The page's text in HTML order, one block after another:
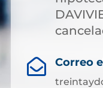
 Correo